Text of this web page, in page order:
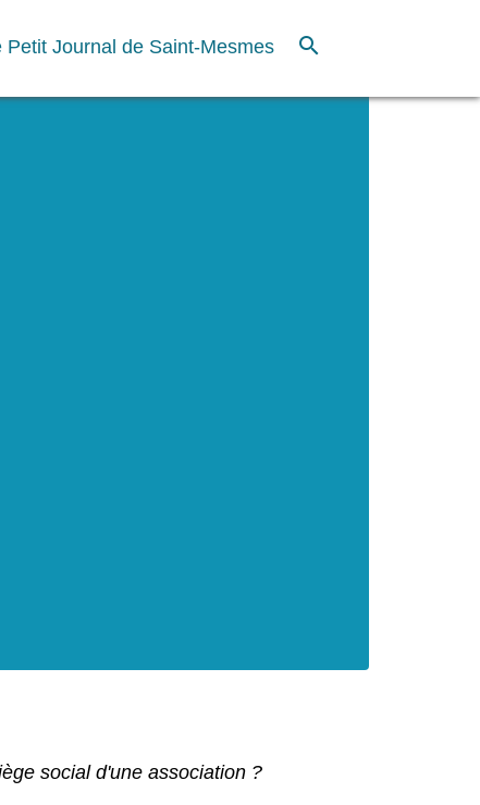
Petit Journal de Saint-Mesmes search
social d'une association ?